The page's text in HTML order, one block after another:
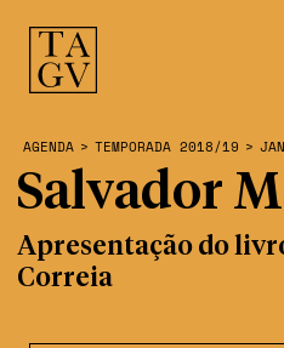
AGENDA > TEMPORADA 2018/19 >
Salvador
Apresentação do
Correia